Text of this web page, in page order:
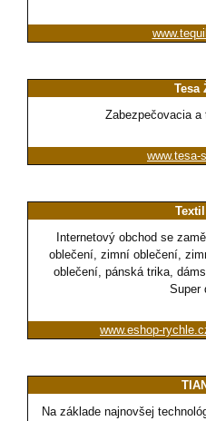
Tesa
Zabezpečovacia
Internetový obchod se
oblečení, zimní oblečení,
oblečení, pánská trika,
Super
www.eshop-
Na základe najnovšej